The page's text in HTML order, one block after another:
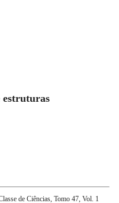
estruturas
de Ciências, Tomo 47, Vol. 1